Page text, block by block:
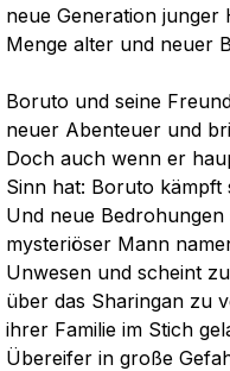
neue Generation junger
Menge alter und neuer
Boruto und seine
neuer Abenteuer und
Doch auch wenn er
Sinn hat: Boruto kämpft
Und neue Bedrohungen
mysteriöser Mann
Unwesen und scheint
über das Sharingan zu
ihrer Familie im Stich
Übereifer in große